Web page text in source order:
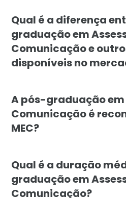
Qual é a diferença
graduação em
Comunicação e
disponíveis no
A pós-graduação em
Comunicação é
MEC?
Qual é a duração
graduação em
Comunicação?